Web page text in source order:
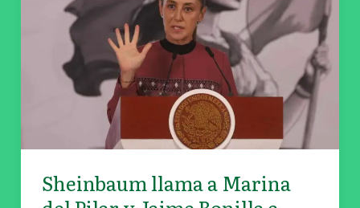
Sheinbaum llama a Marina
Marina
Pilar
a
resolver
sus